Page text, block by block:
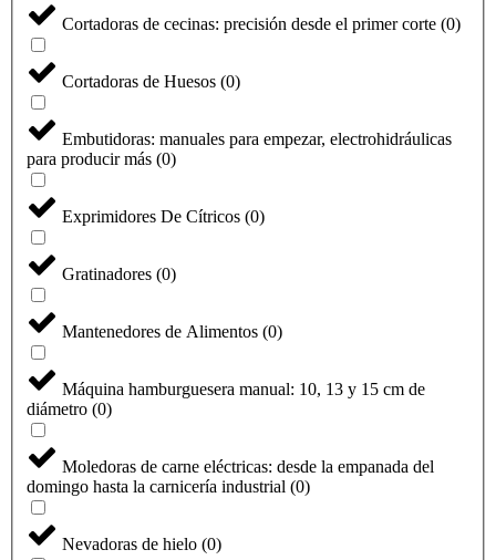
Cortadoras de cecinas: precisión desde el primer corte (0)
Cortadoras de Huesos (0)
Embutidoras: manuales para empezar, electrohidráulicas
para producir más (0)
Exprimidores De Cítricos (0)
Gratinadores (0)
Mantenedores de Alimentos (0)
Máquina hamburguesera manual: 10, 13 y 15 cm de
diámetro (0)
Moledoras de carne eléctricas: desde la empanada del
domingo hasta la carnicería industrial (0)
Nevadoras de hielo (0)